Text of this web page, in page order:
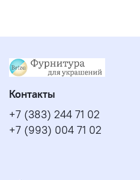
Контакты
+7 (383) 244 71 02
+7 (993) 004 71 02